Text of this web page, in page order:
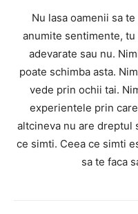
Nu lasa oamenii sa
anumite sentimente,
adevarate sau nu.
poate schimba asta.
vede prin ochii tai.
experientele prin
altcineva nu are dreptul
ce simti. Ceea ce simti
sa te faca